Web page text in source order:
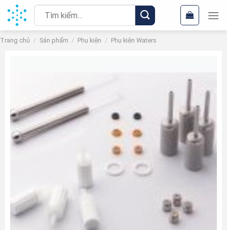
Chuyển
đến
nội
dung
Tìm
kiếm:
Trang chủ / Sản phẩm / Phụ kiện / Phụ kiện Waters